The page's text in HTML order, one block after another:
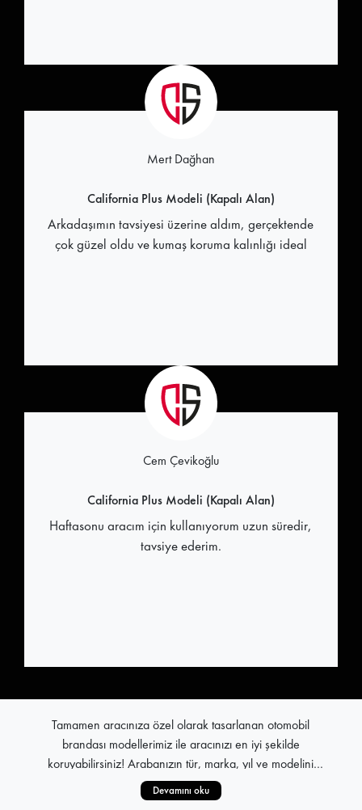
Mert Dağhan
California Plus Modeli (Kapalı Alan)
Arkadaşımın tavsiyesi üzerine aldım, gerçektende
çok güzel oldu ve kumaş koruma kalınlığı ideal
Cem Çevikoğlu
California Plus Modeli (Kapalı Alan)
Haftasonu aracım için kullanıyorum uzun süredir,
tavsiye ederim.
Tamamen aracınıza özel olarak tasarlanan otomobil
brandası modellerimiz ile aracınızı en iyi şekilde
koruyabilirsiniz! Arabanızın tür, marka, yıl ve modelini
kalitesi ile göz doldurur. Yaz sıcaklarından kışın zorlu hava
Stoksuz çalışma prensibi ile tüm pratik araç brandası
Devamını oku